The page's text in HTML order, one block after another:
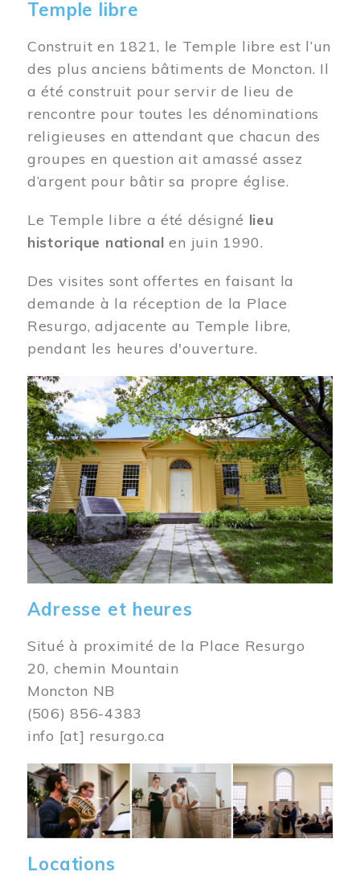
Temple libre
Construit en 1821, le Temple libre est l’un
des plus anciens bâtiments de Moncton. Il
a été construit pour servir de lieu de
rencontre pour toutes les dénominations
religieuses en attendant que chacun des
groupes en question ait amassé assez
d’argent pour bâtir sa propre église.
Le Temple libre a été désigné lieu
historique national en juin 1990.
Des visites sont offertes en faisant la
demande à la réception de la Place
Resurgo, adjacente au Temple libre,
pendant les heures d'ouverture.
Image
Adresse et heures
Situé à proximité de la Place Resurgo
20, chemin Mountain
Moncton NB
(506) 856-4383
info [at] resurgo.ca
Image
Locations